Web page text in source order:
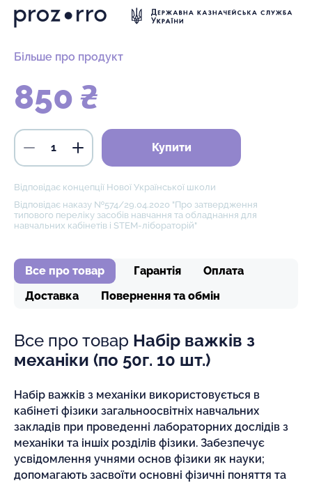
Більше про продукт
850 ₴
Купити
Відповідає концепції Нової Української школи
Відповідає наказу №574/29.04.2020 "Про затвердження
типового переліку засобів навчання та обладнання для
навчальних кабінетів і STEM-лібораторій"
Все про товар Гарантія
Оплата
Доставка
Повернення та обмін
Все про товар Набір важків з
механіки (по 50г. 10 шт.)
Набір важків з механіки використовується в
кабінеті фізики загальноосвітніх навчальних
закладів при проведенні лабораторних дослідів з
механіки та іншіх розділів фізики. Забезпечує
усвідомлення учнями основ фізики як науки;
допомагають засвоїти основні фізичні поняття та